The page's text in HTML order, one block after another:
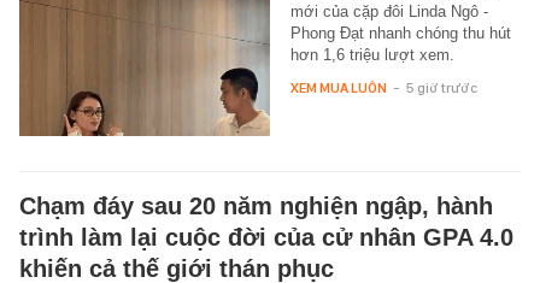
mới của cặp đôi Linda Ngô -
Phong Đạt nhanh chóng thu hút
hơn 1,6 triệu lượt xem.
XEM MUA LUÔN - 5 giờ trước
Chạm đáy sau 20 năm nghiện ngập, hành
trình làm lại cuộc đời của cử nhân GPA 4.0
khiến cả thế giới thán phục